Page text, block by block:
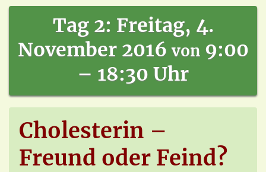
Tag 2: Freitag, 4.
November 2016von9:00
– 18:30 Uhr
Cholesterin –
Freund oder Feind?